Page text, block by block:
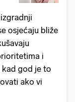
osjećaju bliže
i
god je to
ako vi